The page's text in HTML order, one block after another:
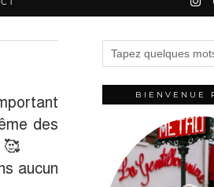
des
🥰
aucun
BIENVENUE